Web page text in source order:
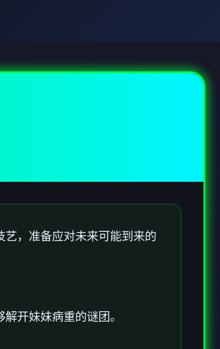
，准备应对未来可能到来的
开妹妹病重的谜团。